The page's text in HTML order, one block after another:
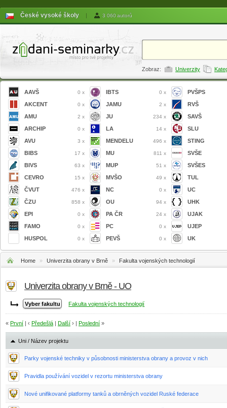
České vysoké školy | 3 060 autorů
Zobraz: Univerzity
AAVŠ 0 x
AKCENT 0 x
AMU 2 x
ARCHIP 0 x
AVU 3 x
BIBS 17 x
BIVS 63 x
CEVRO 15 x
ČVUT 476 x
ČZU 858 x
EPI 0 x
FAMO 0 x
HUSPOL 0 x
IBTS 0 x
JAMU 2 x
JU 234 x
LA 14 x
MENDELU 496 x
MU 811 x
MUP 51 x
MVŠO 49 x
NC 0 x
OU 94 x
PA ČR 24 x
PC 0 x
PEVŠ 0 x
PVŠPS
RVŠ
SAVŠ
SLU
STING
SVŠE
SVŠES
TUL
UC
UHK
UJAK
UJEP
UK
Home » Univerzita obrany v Brně » Fakulta vojenských technologií
Univerzita obrany v Brně - UO
Fakulta vojenských technologií
« První | ‹ Předešlá Další › | Poslední »
Uni / Název projektu
Parky vojenské techniky v působnosti ministerstva obrany a provoz v nich
Pravidla používání vozidel v rezortu ministerstva obrany
Nové unifikované platformy tanků a obrněných vozidel Ruské federace